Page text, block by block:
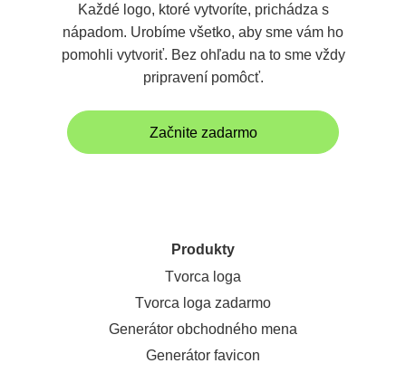
Každé logo, ktoré vytvoríte, prichádza s
nápadom. Urobíme všetko, aby sme vám ho
pomohli vytvoriť. Bez ohľadu na to sme vždy
pripravení pomôcť.
Začnite zadarmo
Produkty
Tvorca loga
Tvorca loga zadarmo
Generátor obchodného mena
Generátor favicon